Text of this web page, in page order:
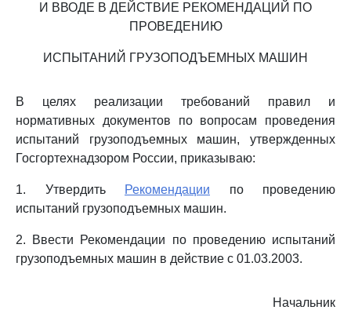
И ВВОДЕ В ДЕЙСТВИЕ РЕКОМЕНДАЦИЙ ПО
ПРОВЕДЕНИЮ
ИСПЫТАНИЙ ГРУЗОПОДЪЕМНЫХ МАШИН
В целях реализации требований правил и
нормативных документов по вопросам проведения
испытаний грузоподъемных машин, утвержденных
Госгортехнадзором России, приказываю:
1. Утвердить Рекомендации по проведению
испытаний грузоподъемных машин.
2. Ввести Рекомендации по проведению испытаний
грузоподъемных машин в действие с 01.03.2003.
Начальник